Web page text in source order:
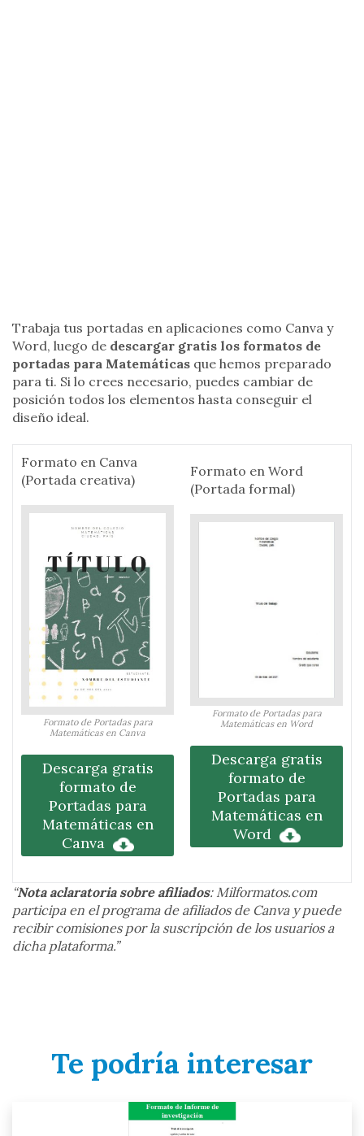
Trabaja tus portadas en aplicaciones como Canva y
Word, luego de descargar gratis los formatos de
portadas para Matemáticas que hemos preparado
para ti. Si lo crees necesario, puedes cambiar de
posición todos los elementos hasta conseguir el
diseño ideal.
Formato en Canva
(Portada creativa)
Formato de Portadas para
Matemáticas en Canva
Descarga gratis
formato de
Portadas para
Matemáticas en
Canva
Formato en Word
(Portada formal)
Formato de Portadas para
Matemáticas en Word
Descarga gratis
formato de
Portadas para
Matemáticas en
Word
“Nota aclaratoria sobre afiliados: Milformatos.com
participa en el programa de afiliados de Canva y puede
recibir comisiones por la suscripción de los usuarios a
dicha plataforma.”
Te podría interesar